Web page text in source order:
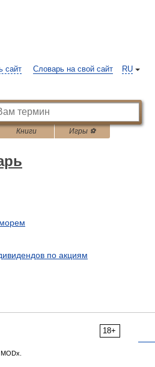
RU
сайт Словарь на свой сайт
Книги Игры ⚽
по акциям
18+